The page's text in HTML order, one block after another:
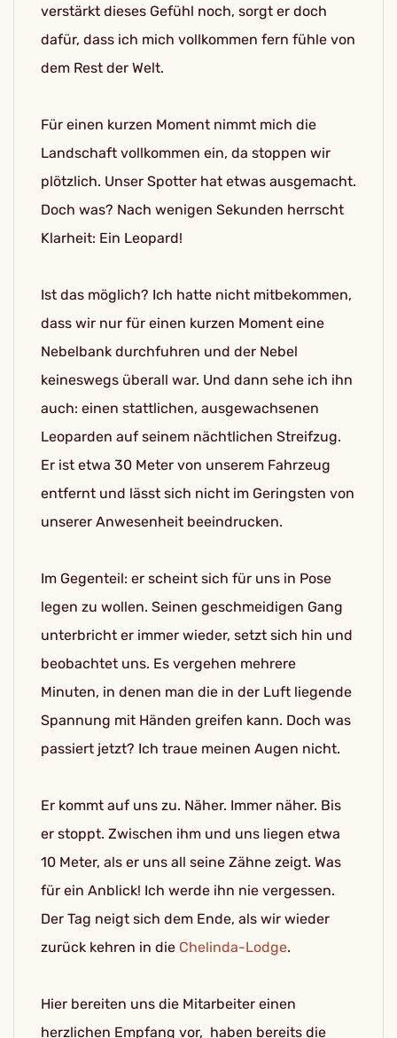
verstärkt dieses Gefühl noch, sorgt er doch
dafür, dass ich mich vollkommen fern fühle von
dem Rest der Welt.
Für einen kurzen Moment nimmt mich die
Landschaft vollkommen ein, da stoppen wir
plötzlich. Unser Spotter hat etwas ausgemacht.
Doch was? Nach wenigen Sekunden herrscht
Klarheit: Ein Leopard!
Ist das möglich? Ich hatte nicht mitbekommen,
dass wir nur für einen kurzen Moment eine
Nebelbank durchfuhren und der Nebel
keineswegs überall war. Und dann sehe ich ihn
auch: einen stattlichen, ausgewachsenen
Leoparden auf seinem nächtlichen Streifzug.
Er ist etwa 30 Meter von unserem Fahrzeug
entfernt und lässt sich nicht im Geringsten von
unserer Anwesenheit beeindrucken.
Im Gegenteil: er scheint sich für uns in Pose
legen zu wollen. Seinen geschmeidigen Gang
unterbricht er immer wieder, setzt sich hin und
beobachtet uns. Es vergehen mehrere
Minuten, in denen man die in der Luft liegende
Spannung mit Händen greifen kann. Doch was
passiert jetzt? Ich traue meinen Augen nicht.
Er kommt auf uns zu. Näher. Immer näher. Bis
er stoppt. Zwischen ihm und uns liegen etwa
10 Meter, als er uns all seine Zähne zeigt. Was
für ein Anblick! Ich werde ihn nie vergessen.
Der Tag neigt sich dem Ende, als wir wieder
zurück kehren in die Chelinda-Lodge.
Hier bereiten uns die Mitarbeiter einen
herzlichen Empfang vor, haben bereits die